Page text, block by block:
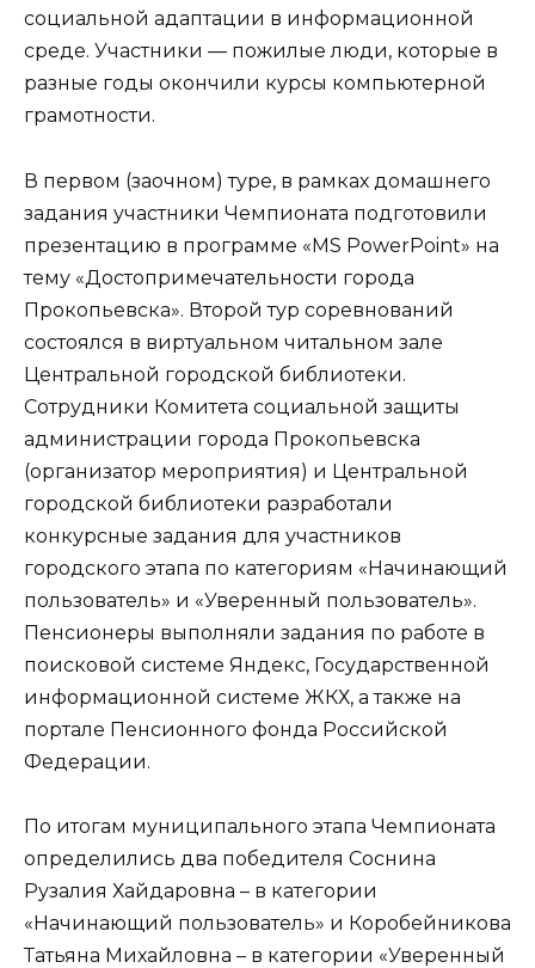
социальной адаптации в информационной
среде. Участники — пожилые люди, которые в
разные годы окончили курсы компьютерной
грамотности.
В первом (заочном) туре, в рамках домашнего
задания участники Чемпионата подготовили
презентацию в программе «MS PowerPoint» на
тему «Достопримечательности города
Прокопьевска». Второй тур соревнований
состоялся в виртуальном читальном зале
Центральной городской библиотеки.
Сотрудники Комитета социальной защиты
администрации города Прокопьевска
(организатор мероприятия) и Центральной
городской библиотеки разработали
конкурсные задания для участников
городского этапа по категориям «Начинающий
пользователь» и «Уверенный пользователь».
Пенсионеры выполняли задания по работе в
поисковой системе Яндекс, Государственной
информационной системе ЖКХ, а также на
портале Пенсионного фонда Российской
Федерации.
По итогам муниципального этапа Чемпионата
определились два победителя Соснина
Рузалия Хайдаровна – в категории
«Начинающий пользователь» и Коробейникова
Татьяна Михайловна – в категории «Уверенный